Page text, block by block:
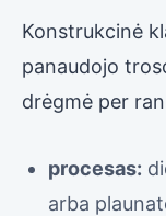
Konstrukcinė
panaudojo
drėgmė per
procesas:
arba